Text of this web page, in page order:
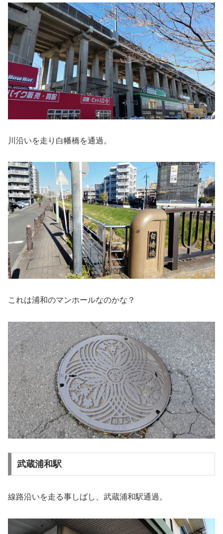
川沿いを走り白幡橋を通過。
これは浦和のマンホールなのかな？
武蔵浦和駅
線路沿いを走る事しばし、武蔵浦和駅通過。